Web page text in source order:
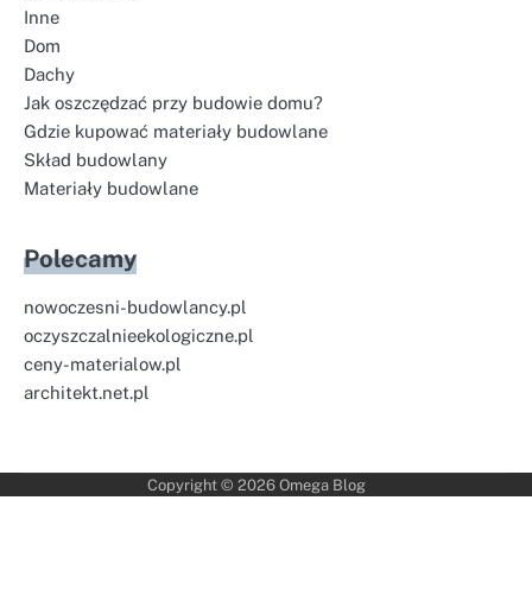
Inne
Dom
Dachy
Jak oszczędzać przy budowie domu?
Gdzie kupować materiały budowlane
Skład budowlany
Materiały budowlane
Polecamy
nowoczesni-budowlancy.pl
oczyszczalnieekologiczne.pl
ceny-materialow.pl
architekt.net.pl
Copyright © 2026 Omega Blog